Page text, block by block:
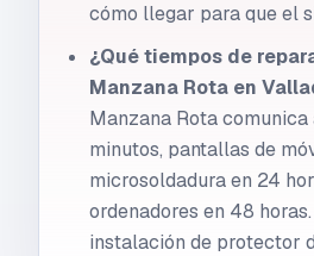
cómo llegar para que el
¿Qué tiempos de
Manzana Rota en
Manzana Rota
minutos, pantallas de
microsoldadura en 24
ordenadores en 48
instalación de protector